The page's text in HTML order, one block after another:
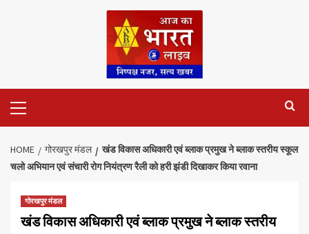
Menu
HOME गोरखपुर मंडल
खंड विकास अधिकारी एवं ब्लाक प्रमुख ने ब्लाक स्तरीय स्कूल
चलो अभियान एवं संचारी रोग नियंत्रण रैली को हरी झंडी दिखाकर किया रवाना
गोरखपुर मंडल
खंड विकास अधिकारी एवं ब्लाक प्रमुख ने ब्लाक स्तरीय